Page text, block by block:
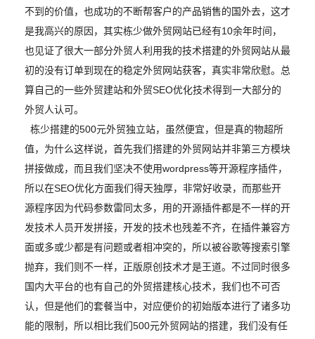
不到的价值，也成功的不断帮客户的产品销售的国外去，这才
是我高兴的原因，其实栋少做外贸网站已经有10余年时间，
也见证了很大一部分外贸人利用我的技术搭建的外贸网站从最
初的没有订单到现在的稳定外贸网站获客，真实非常欣慰。总
算自己的一些外贸建站和外贸SEO优化技术得到一大部分的
外贸人认可。
栋少搭建的500元外贸独立站，虽然便宜，但是真的物超所
值，为什么这样说，首先我们搭建的外贸网站并非第三方模块
拼接做成，而且我们坚决不使用wordpress等开源程序插件，
所以在SEO优化方面我们得天独厚，非常好收录，而那些开
源程序因为代码参数雷同太多，用的开源插件都是不一样的开
发技术人员开发拼接，开发的技术也残差不齐，在插件兼容方
面或多或少都是有问题或者相冲突的，所以被谷歌等搜索引擎
抛弃，我们则不一样，正版原创技术才是王道。不过同时很多
国内大平台的也有自己的外贸搭建核心技术，我们也不可否
认，但是他们的套餐当中，对应便价的初始版本进行了诸多功
能的限制，所以相比我们500元外贸网站的搭建，我们没有任